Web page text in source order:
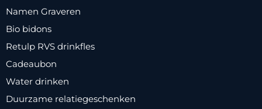
Namen Graveren
Bio bidons
Retulp RVS drinkfles
Cadeaubon
Water drinken
Duurzame relatiegeschenken